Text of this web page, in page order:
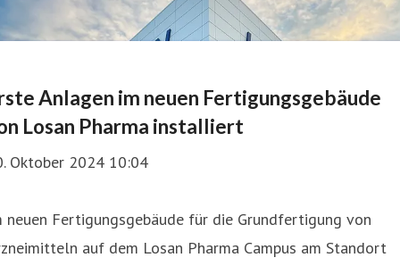
Anlagen im neuen Fertigungsgebäude
Losan Pharma installiert
Oktober 2024 10:04
neuen Fertigungsgebäude für die Grundfertigung von
auf dem Losan Pharma Campus am Standort